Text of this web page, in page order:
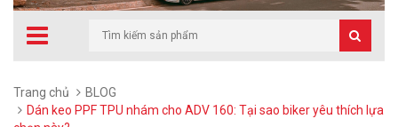
Trang chủ
BLOG
Dán keo PPF TPU nhám cho ADV 160: Tại sao biker yêu thích lựa